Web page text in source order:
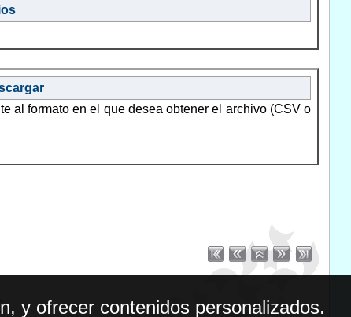
al formato en el que desea obtener el archivo (CSV o
y ofrecer contenidos personalizados.